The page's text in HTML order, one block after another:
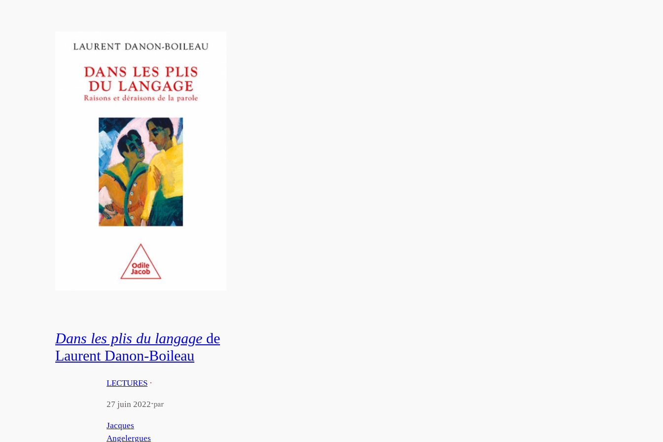
Dans les plis du langage de
Laurent Danon-Boileau
LECTURES ·
27 juin 2022·par
Jacques
Angelergues